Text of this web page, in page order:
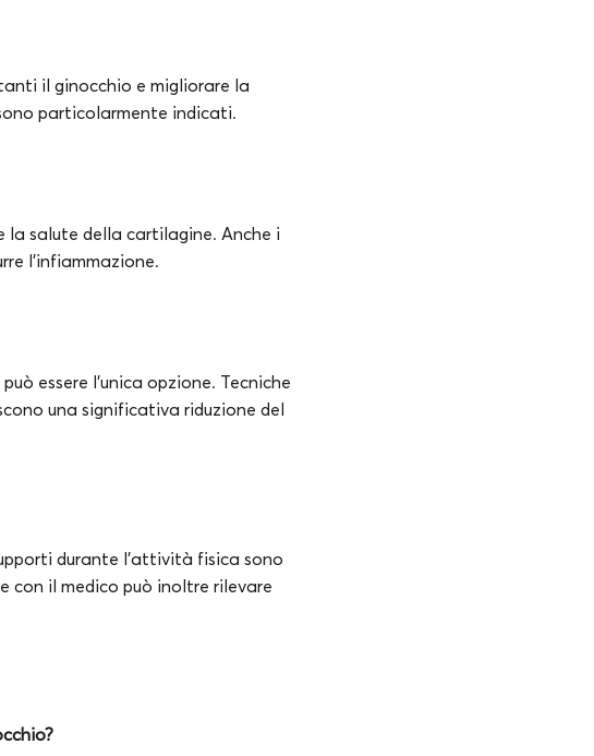
il ginocchio e migliorare la
particolarmente indicati.
salute della cartilagine. Anche i
l’infiammazione.
essere l’unica opzione. Tecniche
una significativa riduzione del
durante l’attività fisica sono
con il medico può inoltre rilevare